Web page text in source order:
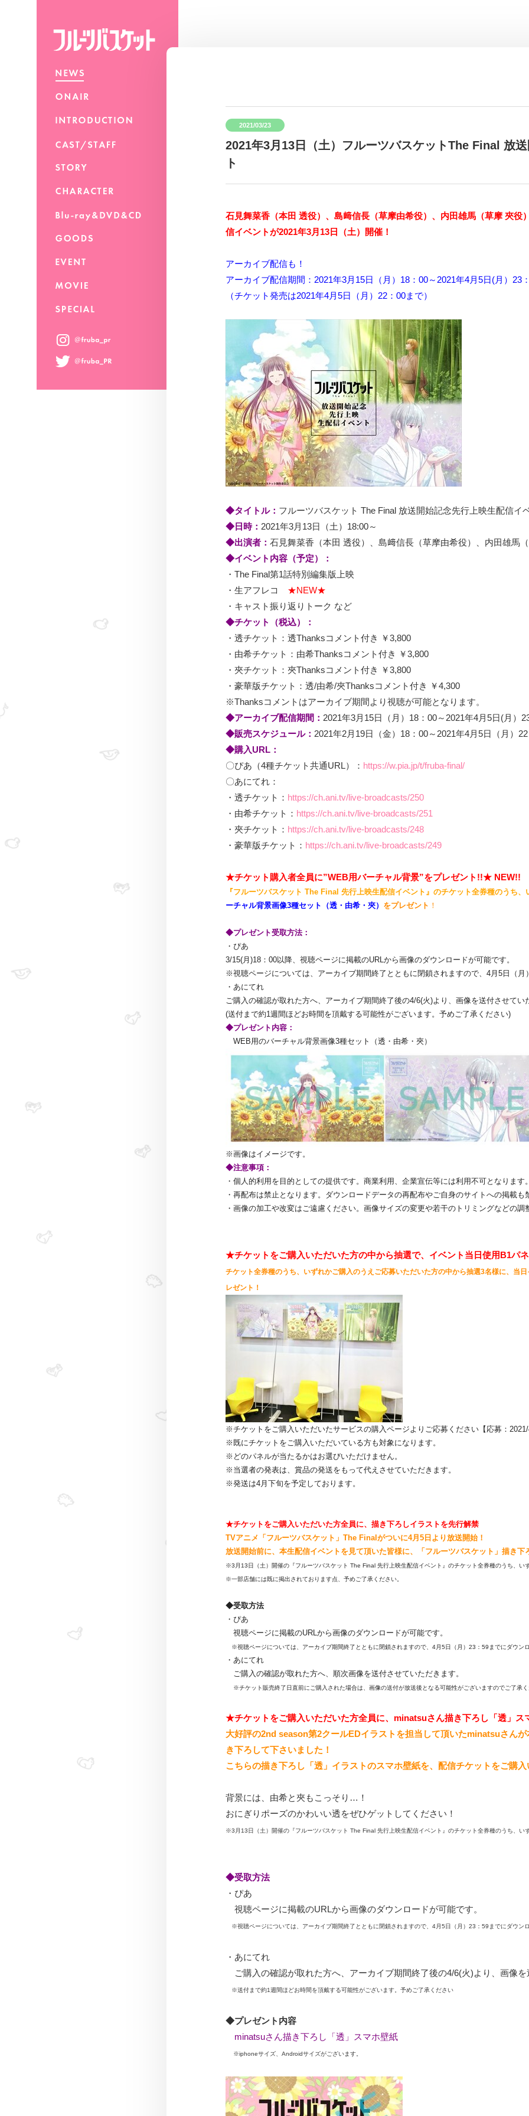
2021/03/23
2021年3月13日（土）フルーツバスケットThe Final 放
ト
石見舞菜香（本田 透役）、島﨑信長（草摩由希役）、内田雄馬（草摩 夾役
信イベントが2021年3月13日（土）開催！
アーカイブ配信も！
アーカイブ配信期間：2021年3月15日（月）18：00～2021年4月5日(月）23
（チケット発売は2021年4月5日（月）22：00まで）
◆タイトル： フルーツバスケット The Final 放送開始記念先行上映生配信イ
◆日時： 2021年3月13日（土）18:00～
◆出演者： 石見舞菜香（本田 透役）、島﨑信長（草摩由希役）、内田雄馬（
◆イベント内容（予定）：
・The Final第1話特別編集版上映
・生アフレコ ★NEW★
・キャスト振り返りトーク など
◆チケット（税込）：
・透チケット：透Thanksコメント付き ￥3,800
・由希チケット：由希Thanksコメント付き ￥3,800
・夾チケット：夾Thanksコメント付き ￥3,800
・豪華版チケット：透/由希/夾Thanksコメント付き ￥4,300
※Thanksコメントはアーカイブ期間より視聴が可能となります。
◆アーカイブ配信期間： 2021年3月15日（月）18：00～2021年4月5日(月）
◆販売スケジュール： 2021年2月19日（金）18：00～2021年4月5日（月）
◆購入URL：
〇ぴあ（4種チケット共通URL）： https://w.pia.jp/t/fruba-final/
〇あにてれ：
・透チケット： https://ch.ani.tv/live-broadcasts/250
・由希チケット： https://ch.ani.tv/live-broadcasts/251
・夾チケット： https://ch.ani.tv/live-broadcasts/248
・豪華版チケット： https://ch.ani.tv/live-broadcasts/249
★チケット購入者全員に”WEB用バーチャル背景”をプレゼント!!★ NEW!!
『フルーツバスケット The Final 先行上映生配信イベント』のチケット全券種のうち、
ーチャル背景画像3種セット（透・由希・夾） をプレゼント ！
◆プレゼント受取方法：
・ぴあ
3/15(月)18：00以降、 視聴ページに掲載のURLから画像のダウンロードが可能です。
※視聴ページについては、 アーカイブ期間終了とともに閉鎖されますので、4月5日（月）
・あにてれ
ご購入の確認が取れた方へ、アーカイブ期間終了後の4/6(火)より、画像を送付させてい
(送付まで約1週間ほどお時間を頂戴する可能性がございます。 予めご了承ください)
◆プレゼント内容：
WEB用のバーチャル背景画像3種セット（透・由希・夾）
※画像はイメージです。
◆注意事項：
・個人的利用を目的としての提供です。商業利用、 企業宣伝等には利用不可となります。
・再配布は禁止となります。 ダウンロードデータの再配布やご自身のサイトへの掲載も
・画像の加工や改変はご遠慮ください。 画像サイズの変更や若干のトリミングなどの調
★チケットをご購入いただいた方の中から抽選で、イベント当日使用B1パネ
チケット全券種のうち、いずれかご購入のうえご応募いただいた方の中から抽選3名様に、当
レゼント！
※チケットをご購入いただいたサービスの購入ページよりご応募ください【応募：2021/
※既にチケットをご購入いただいている方も対象になります。
※どのパネルが当たるかはお選びいただけません。
※当選者の発表は、賞品の発送をもって代えさせていただきます。
※発送は4月下旬を予定しております。
★チケットをご購入いただいた方全員に、描き下ろしイラストを先行解禁
TVアニメ「フルーツバスケット」The Finalがついに4月5日より放送開始！
放送開始前に、本生配信イベントを見て頂いた皆様に、「 フルーツバスケット」 描き下
※3月13日（土）開催の『フルーツバスケット The Final 先行上映生配信イベント』のチケット全券種のうち、 い
※一部店舗には既に掲出されております点、予めご了承ください。
◆受取方法
・ぴあ
視聴ページに掲載のURLから画像のダウンロードが可能です。
※視聴ページについては、 アーカイブ期間終了とともに閉鎖されますので、4月5日（月） 23：59までにダウン
・あにてれ
ご購入の確認が取れた方へ、順次画像を送付させていただきます。
※チケット販売終了日直前にご購入された場合は、 画像の送付が放送後となる可能性がございますのでご了承
★チケットをご購入いただいた方全員に、minatsuさん描き下ろし「透」ス
大好評の2nd season第2クールEDイラストを担当して頂いたminatsuさんが
き下ろして下さいました！
こちらの描き下ろし「透」イラストのスマホ壁紙を、 配信チケットをご購入
背景には、由希と夾もこっそり…！
おにぎりポーズのかわいい透をぜひゲットしてください！
※3月13日（土）開催の『フルーツバスケット The Final 先行上映生配信イベント』のチケット全券種のうち、 い
◆受取方法
・ぴあ
視聴ページに掲載のURLから画像のダウンロードが可能です。
※視聴ページについては、 アーカイブ期間終了とともに閉鎖されますので、4月5日（月） 23：59までにダウン
・あにてれ
ご購入の確認が取れた方へ、アーカイブ期間終了後の4/6(火)より、画像を
※送付まで約1週間ほどお時間を頂戴する可能性がございます。 予めご了承ください
◆プレゼント内容
minatsuさん描き下ろし「透」スマホ壁紙
※iphoneサイズ、Androidサイズがございます。